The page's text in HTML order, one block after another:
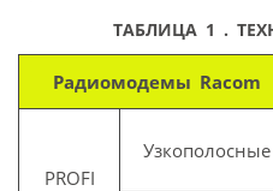
ТАБЛИЦА 1 .
Радиомодемы Racom
PROFI
Узкополосные